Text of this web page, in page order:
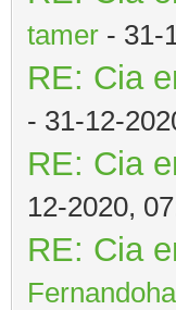
tamer - 31-
RE: Cia
- 31-12-
RE: Cia
12-2020,
RE: Cia